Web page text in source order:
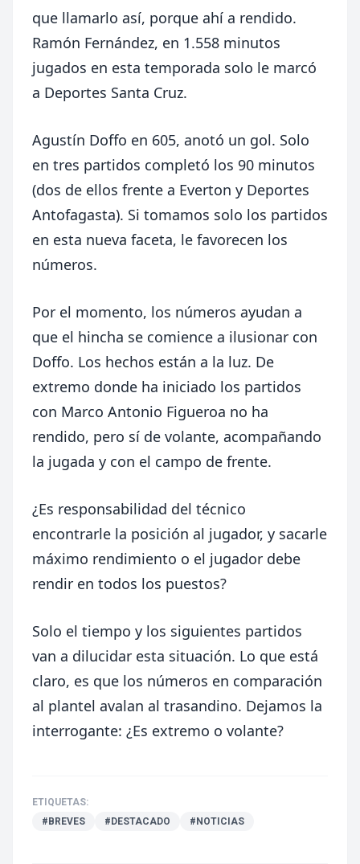
que llamarlo así, porque ahí a rendido.
Ramón Fernández, en 1.558 minutos
jugados en esta temporada solo le marcó
a Deportes Santa Cruz.
Agustín Doffo en 605, anotó un gol. Solo
en tres partidos completó los 90 minutos
(dos de ellos frente a Everton y Deportes
Antofagasta). Si tomamos solo los partidos
en esta nueva faceta, le favorecen los
números.
Por el momento, los números ayudan a
que el hincha se comience a ilusionar con
Doffo. Los hechos están a la luz. De
extremo donde ha iniciado los partidos
con Marco Antonio Figueroa no ha
rendido, pero sí de volante, acompañando
la jugada y con el campo de frente.
¿Es responsabilidad del técnico
encontrarle la posición al jugador, y sacarle
máximo rendimiento o el jugador debe
rendir en todos los puestos?
Solo el tiempo y los siguientes partidos
van a dilucidar esta situación. Lo que está
claro, es que los números en comparación
al plantel avalan al trasandino. Dejamos la
interrogante: ¿Es extremo o volante?
ETIQUETAS:
#BREVES
#DESTACADO #NOTICIAS